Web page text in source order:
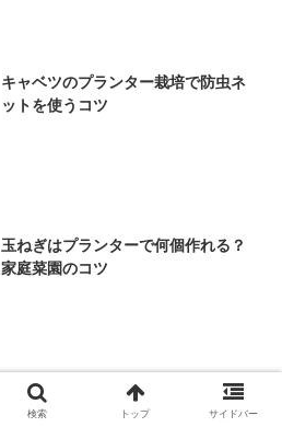
キャベツのプランター栽培で防虫ネ
ットを使うコツ
玉ねぎはプランターで何個作れる？
家庭菜園のコツ
家庭菜園で失敗しない基本的なこと
検索 トップ サイドバー